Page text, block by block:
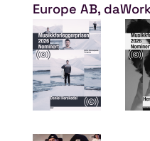
Europe AB,